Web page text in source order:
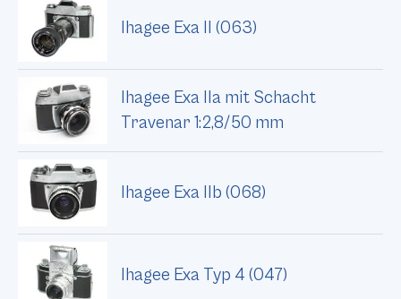
Ihagee Exa II (063)
Ihagee Exa IIa mit Schacht
Travenar 1:2,8/50 mm
Ihagee Exa IIb (068)
Ihagee Exa Typ 4 (047)